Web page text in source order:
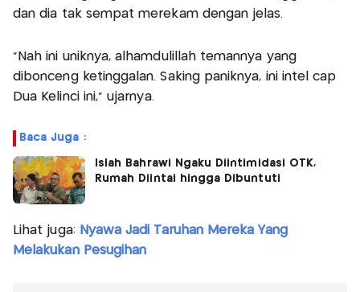
dan dia tak sempat merekam dengan jelas.
"Nah ini uniknya, alhamdulillah temannya yang
dibonceng ketinggalan. Saking paniknya, ini intel cap
Dua Kelinci ini," ujarnya.
Baca Juga :
Islah Bahrawi Ngaku Diintimidasi OTK,
Rumah Diintai hingga Dibuntuti
Lihat juga: Nyawa Jadi Taruhan Mereka Yang
Melakukan Pesugihan